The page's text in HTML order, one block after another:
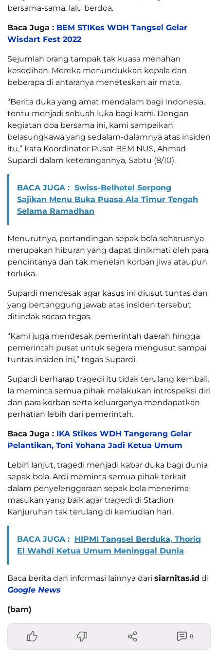
bersama-sama, lalu berdoa.
Baca Juga : BEM STIKes WDH Tangsel Gelar
Wisdart Fest 2022
Sejumlah orang tampak tak kuasa menahan
kesedihan. Mereka menundukkan kepala dan
beberapa di antaranya meneteskan air mata.
“Berita duka yang amat mendalam bagi Indonesia,
tentu menjadi sebuah luka bagi kami. Dengan
kegiatan doa bersama ini, kami sampaikan
belasungkawa yang sedalam-dalamnya atas insiden
itu,” kata Koordinator Pusat BEM NUS, Ahmad
Supardi dalam keterangannya, Sabtu (8/10).
BACA JUGA : Swiss-Belhotel Serpong
Sajikan Menu Buka Puasa Ala Timur Tengah
Selama Ramadhan
Menurutnya, pertandingan sepak bola seharusnya
merupakan hiburan yang dapat dinikmati oleh para
pencintanya dan tak menelan korban jiwa ataupun
terluka.
Supardi mendesak agar kasus ini diusut tuntas dan
yang bertanggung jawab atas insiden tersebut
ditindak secara tegas.
“Kami juga mendesak pemerintah daerah hingga
pemerintah pusat untuk segera mengusut sampai
tuntas insiden ini,” tegas Supardi.
Supardi berharap tragedi itu tidak terulang kembali.
Ia meminta semua pihak melakukan introspeksi diri
dan para korban serta keluarganya mendapatkan
perhatian lebih dari pemerintah.
Baca Juga : IKA Stikes WDH Tangerang Gelar
Pelantikan, Toni Yohana Jadi Ketua Umum
Lebih lanjut, tragedi menjadi kabar duka bagi dunia
sepak bola. Ardi meminta semua pihak terkait
dalam penyelenggaraan sepak bola menerima
masukan yang baik agar tragedi di Stadion
Kanjuruhan tak terulang di kemudian hari.
BACA JUGA : HIPMI Tangsel Berduka, Thoriq
El Wahdi Ketua Umum Meninggal Dunia
Baca berita dan informasi lainnya dari siarnitas.id di
Google News
(bam)
0